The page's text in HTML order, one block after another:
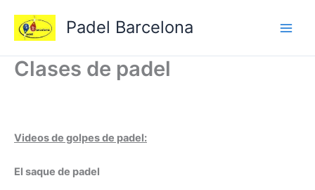
contenido
Padel Barcelona
Clases de padel
Videos de golpes de padel:
El saque de padel